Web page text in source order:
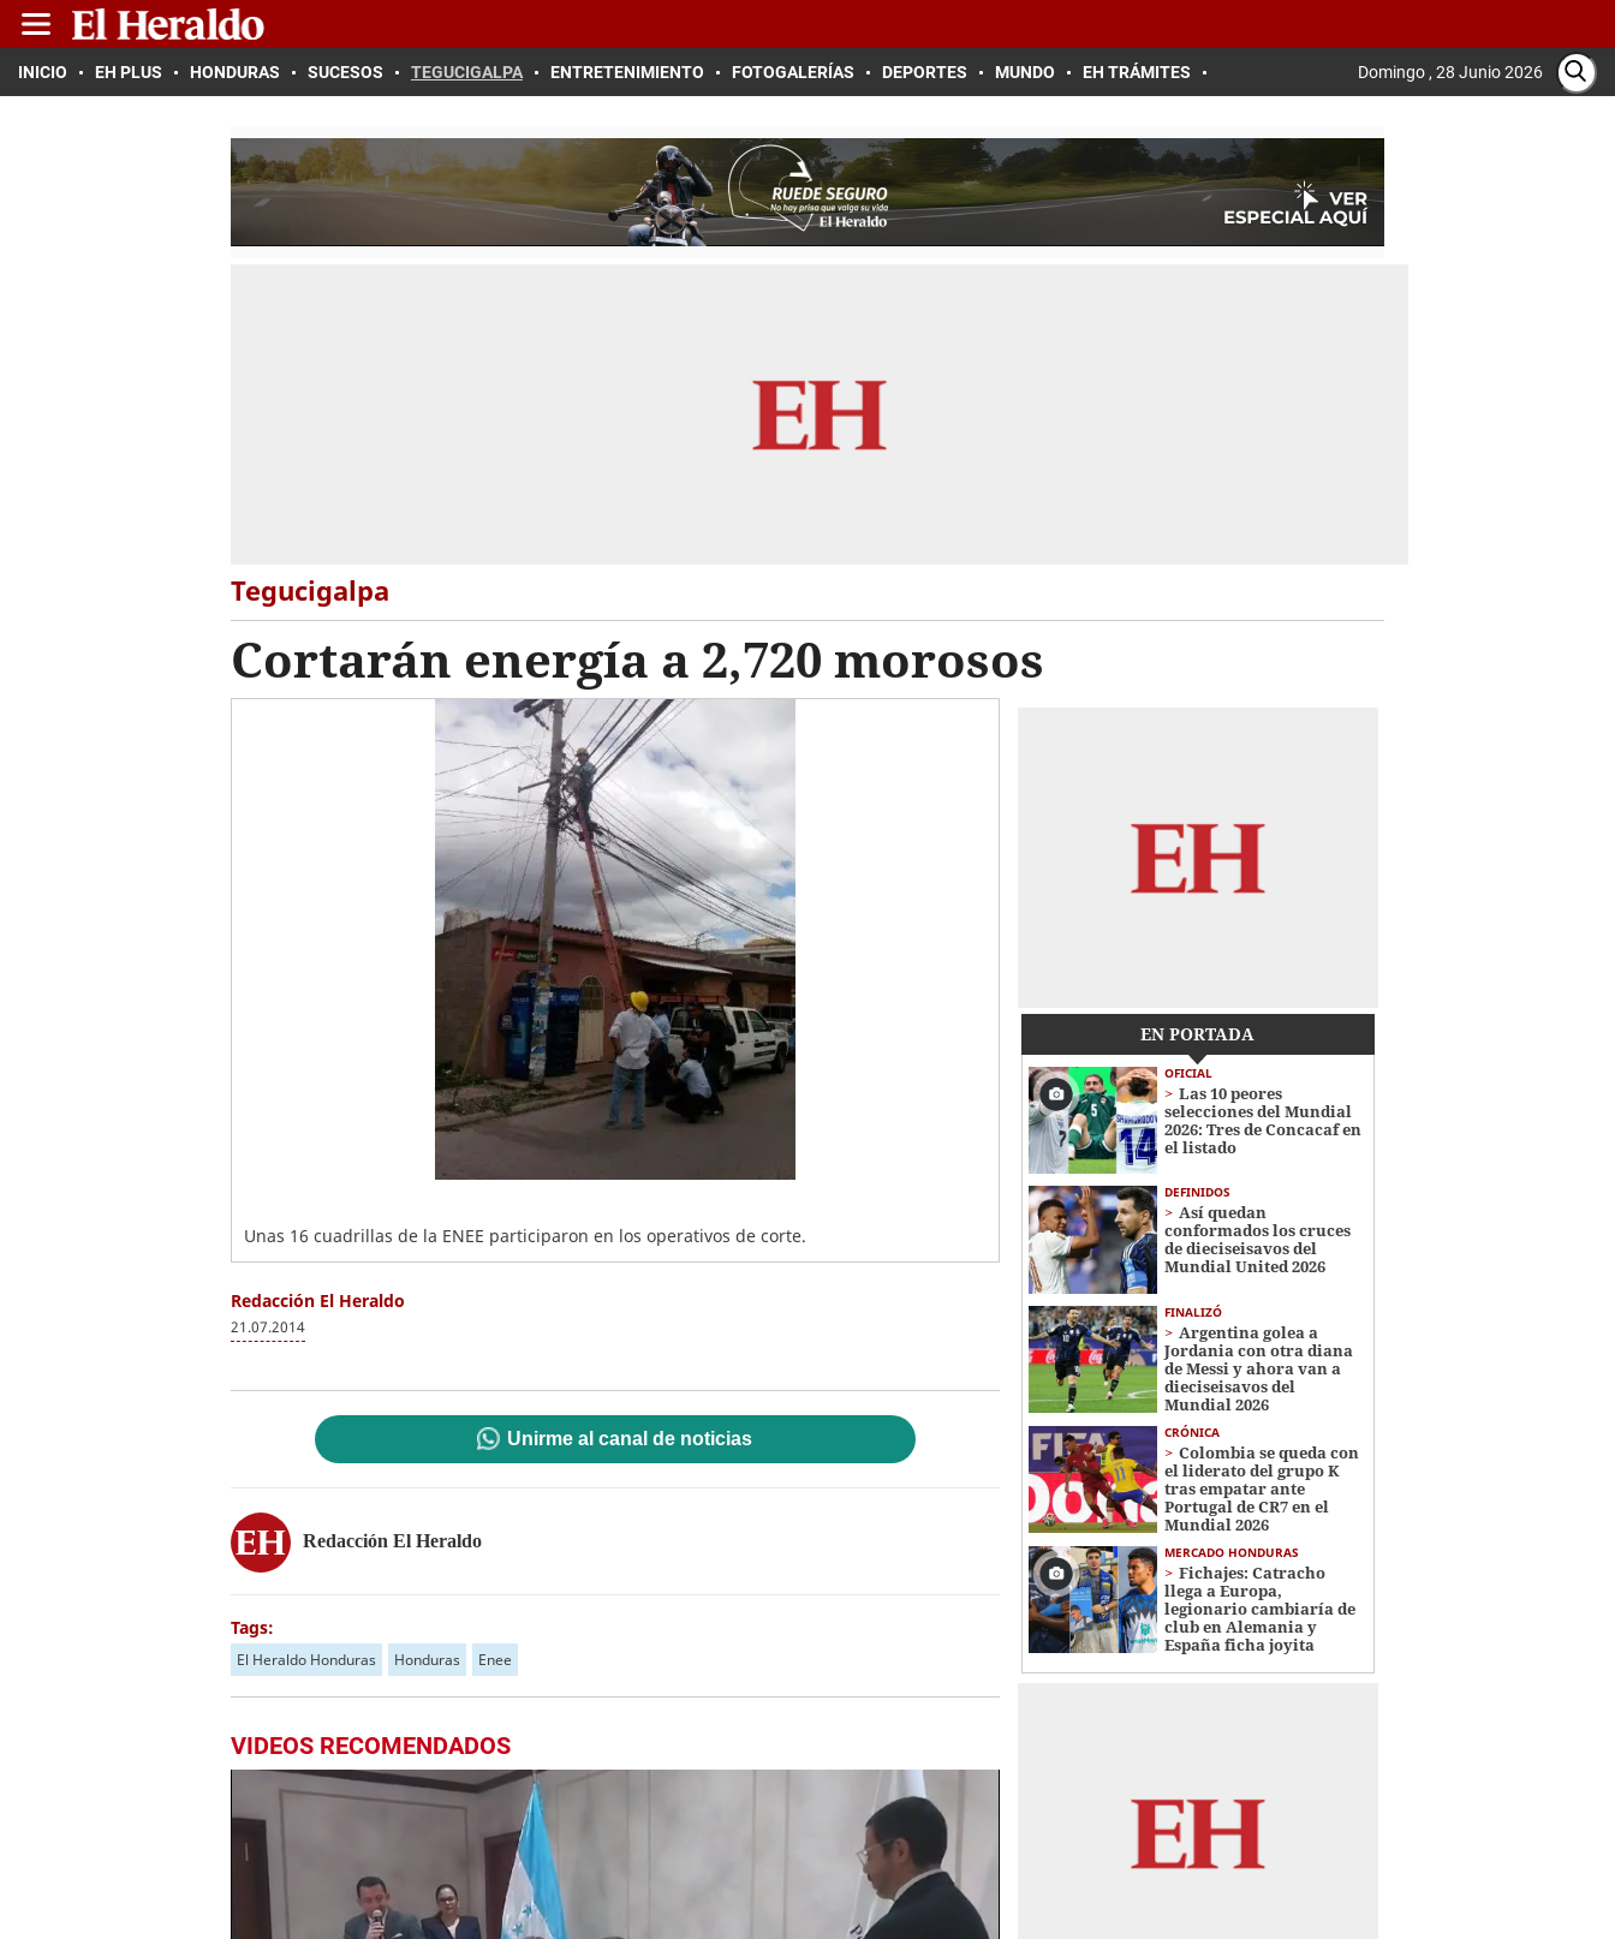
INICIO EH PLUS HONDURAS SUCESOS TEGUCIGALPA ENTRETENIMIENTO FOTOGALERÍAS DEPORTES MUNDO EH TRÁMITES Domingo , 28 Junio 2026
Tegucigalpa
Cortarán energía a 2,720 morosos
Unas 16 cuadrillas de la ENEE participaron en los operativos de corte.
Redacción El Heraldo
21.07.2014
Unirme al canal de noticias
Redacción El Heraldo
Tags:
El Heraldo Honduras Honduras Enee
VIDEOS RECOMENDADOS
EN PORTADA
OFICIAL
Las 10 peores
selecciones del Mundial
2026: Tres de Concacaf en
el listado
DEFINIDOS
Así quedan
conformados los cruces
de dieciseisavos del
Mundial United 2026
FINALIZÓ
Argentina golea a
Jordania con otra diana
de Messi y ahora van a
dieciseisavos del
Mundial 2026
CRÓNICA
Colombia se queda con
el liderato del grupo K
tras empatar ante
Portugal de CR7 en el
Mundial 2026
MERCADO HONDURAS
Fichajes: Catracho
llega a Europa,
legionario cambiaría de
club en Alemania y
España ficha joyita